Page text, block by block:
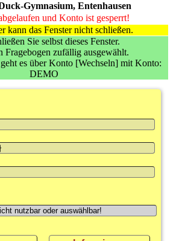
Gymnasium, Entenhausen
und Konto ist gesperrt!
kann das Fenster nicht schließen.
Sie selbst dieses Fenster.
Fragebogen zufällig ausgewählt.
es über Konto [Wechseln] mit Konto:
DEMO